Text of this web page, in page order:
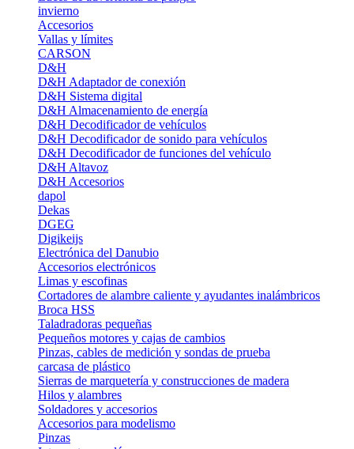
invierno
Accesorios
Vallas y límites
CARSON
D&H
D&H Adaptador de conexión
D&H Sistema digital
D&H Almacenamiento de energía
D&H Decodificador de vehículos
D&H Decodificador de sonido para vehículos
D&H Decodificador de funciones del vehículo
D&H Altavoz
D&H Accesorios
dapol
Dekas
DGEG
Digikeijs
Electrónica del Danubio
Accesorios electrónicos
Limas y escofinas
Cortadores de alambre caliente y ayudantes inalámbricos
Broca HSS
Taladradoras pequeñas
Pequeños motores y cajas de cambios
Pinzas, cables de medición y sondas de prueba
carcasa de plástico
Sierras de marquetería y construcciones de madera
Hilos y alambres
Soldadores y accesorios
Accesorios para modelismo
Pinzas